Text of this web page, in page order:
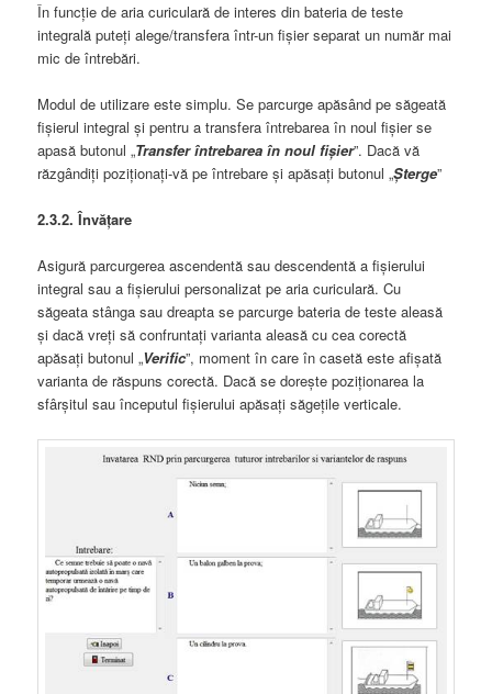
În funcție de aria curiculară de interes din bateria de teste
integrală puteți alege/transfera într-un fișier separat un număr mai
mic de întrebări.
Modul de utilizare este simplu. Se parcurge apăsând pe săgeată
fișierul integral și pentru a transfera întrebarea în noul fișier se
apasă butonul „Transfer întrebarea în noul fișier”. Dacă vă
răzgândiți poziționați-vă pe întrebare și apăsați butonul „Șterge”
2.3.2. Învățare
Asigură parcurgerea ascendentă sau descendentă a fișierului
integral sau a fișierului personalizat pe aria curiculară. Cu
săgeata stânga sau dreapta se parcurge bateria de teste aleasă
și dacă vreți să confruntați varianta aleasă cu cea corectă
apăsați butonul „Verific”, moment în care în casetă este afișată
varianta de răspuns corectă. Dacă se dorește poziționarea la
sfârșitul sau începutul fișierului apăsați săgețile verticale.